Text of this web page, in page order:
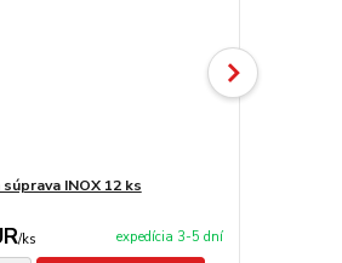
INOX 12 ks
/ks expedícia 3-5 dní